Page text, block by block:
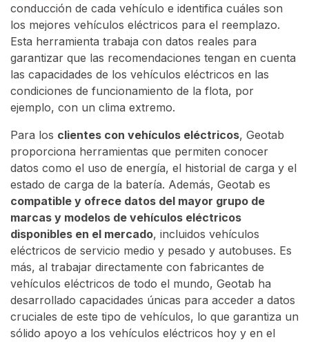
conducción de cada vehículo e identifica cuáles son
los mejores vehículos eléctricos para el reemplazo.
Esta herramienta trabaja con datos reales para
garantizar que las recomendaciones tengan en cuenta
las capacidades de los vehículos eléctricos en las
condiciones de funcionamiento de la flota, por
ejemplo, con un clima extremo.
Para los clientes con vehículos eléctricos, Geotab
proporciona herramientas que permiten conocer
datos como el uso de energía, el historial de carga y el
estado de carga de la batería. Además, Geotab es
compatible y ofrece datos del mayor grupo de
marcas y modelos de vehículos eléctricos
disponibles en el mercado, incluidos vehículos
eléctricos de servicio medio y pesado y autobuses. Es
más, al trabajar directamente con fabricantes de
vehículos eléctricos de todo el mundo, Geotab ha
desarrollado capacidades únicas para acceder a datos
cruciales de este tipo de vehículos, lo que garantiza un
sólido apoyo a los vehículos eléctricos hoy y en el